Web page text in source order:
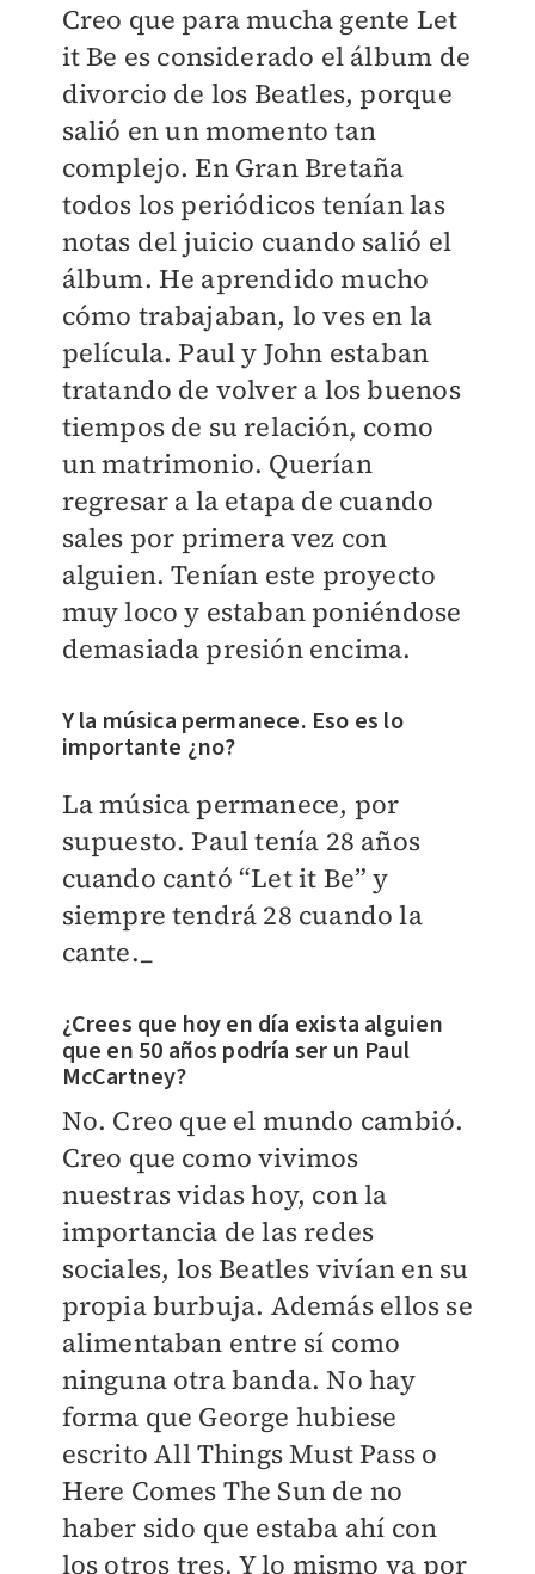
Creo que para mucha gente Let
it Be es considerado el álbum de
divorcio de los Beatles, porque
salió en un momento tan
complejo. En Gran Bretaña
todos los periódicos tenían las
notas del juicio cuando salió el
álbum. He aprendido mucho
cómo trabajaban, lo ves en la
película. Paul y John estaban
tratando de volver a los buenos
tiempos de su relación, como
un matrimonio. Querían
regresar a la etapa de cuando
sales por primera vez con
alguien. Tenían este proyecto
muy loco y estaban poniéndose
demasiada presión encima.
Y la música permanece. Eso es lo
importante ¿no?
La música permanece, por
supuesto. Paul tenía 28 años
cuando cantó “Let it Be” y
siempre tendrá 28 cuando la
cante._
¿Crees que hoy en día exista alguien
que en 50 años podría ser un Paul
McCartney?
No. Creo que el mundo cambió.
Creo que como vivimos
nuestras vidas hoy, con la
importancia de las redes
sociales, los Beatles vivían en su
propia burbuja. Además ellos se
alimentaban entre sí como
ninguna otra banda. No hay
forma que George hubiese
escrito All Things Must Pass o
Here Comes The Sun de no
haber sido que estaba ahí con
los otros tres. Y lo mismo va por